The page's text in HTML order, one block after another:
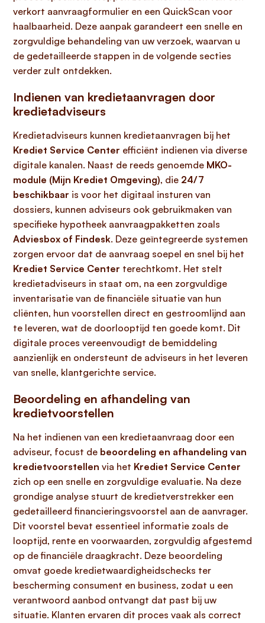
verkort aanvraagformulier en een QuickScan voor
haalbaarheid. Deze aanpak garandeert een snelle en
zorgvuldige behandeling van uw verzoek, waarvan u
de gedetailleerde stappen in de volgende secties
verder zult ontdekken.
Indienen van kredietaanvragen door
kredietadviseurs
Kredietadviseurs kunnen kredietaanvragen bij het
Krediet Service Center efficiënt indienen via diverse
digitale kanalen. Naast de reeds genoemde MKO-
module (Mijn Krediet Omgeving), die 24/7
beschikbaar is voor het digitaal insturen van
dossiers, kunnen adviseurs ook gebruikmaken van
specifieke hypotheek aanvraagpakketten zoals
Adviesbox of Findesk. Deze geïntegreerde systemen
zorgen ervoor dat de aanvraag soepel en snel bij het
Krediet Service Center terechtkomt. Het stelt
kredietadviseurs in staat om, na een zorgvuldige
inventarisatie van de financiële situatie van hun
cliënten, hun voorstellen direct en gestroomlijnd aan
te leveren, wat de doorlooptijd ten goede komt. Dit
digitale proces vereenvoudigt de bemiddeling
aanzienlijk en ondersteunt de adviseurs in het leveren
van snelle, klantgerichte service.
Beoordeling en afhandeling van
kredietvoorstellen
Na het indienen van een kredietaanvraag door een
adviseur, focust de beoordeling en afhandeling van
kredietvoorstellen via het Krediet Service Center
zich op een snelle en zorgvuldige evaluatie. Na deze
grondige analyse stuurt de kredietverstrekker een
gedetailleerd financieringsvoorstel aan de aanvrager.
Dit voorstel bevat essentieel informatie zoals de
looptijd, rente en voorwaarden, zorgvuldig afgestemd
op de financiële draagkracht. Deze beoordeling
omvat goede kredietwaardigheidschecks ter
bescherming consument en business, zodat u een
verantwoord aanbod ontvangt dat past bij uw
situatie. Klanten ervaren dit proces vaak als correct